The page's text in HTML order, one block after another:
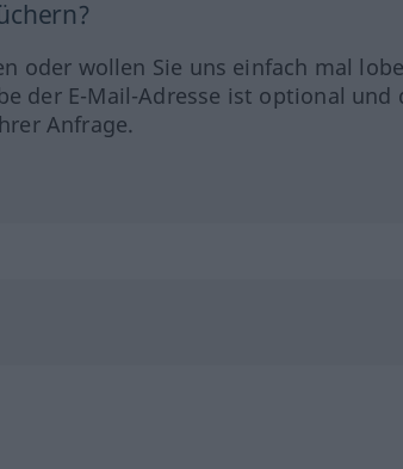
oder wollen Sie uns einfach mal
der E-Mail-Adresse ist optional und
Anfrage.